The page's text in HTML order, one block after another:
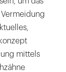
mittels